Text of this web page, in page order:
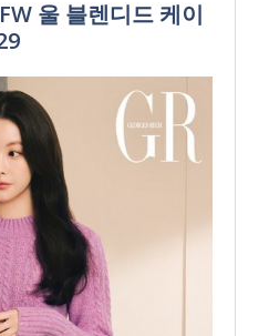
울 블렌디드 케이